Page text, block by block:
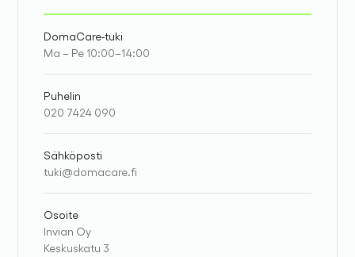
DomaCare-tuki
Ma – Pe 10:00–14:00
Puhelin
020 7424 090
Sähköposti
tuki@domacare.fi
Osoite
Invian Oy
Keskuskatu 3